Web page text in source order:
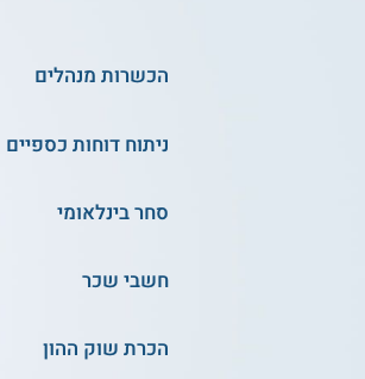
הכשרות מנהלים
ניתוח דוחות כספיים
סחר בינלאומי
חשבי שכר
הכרת שוק ההון